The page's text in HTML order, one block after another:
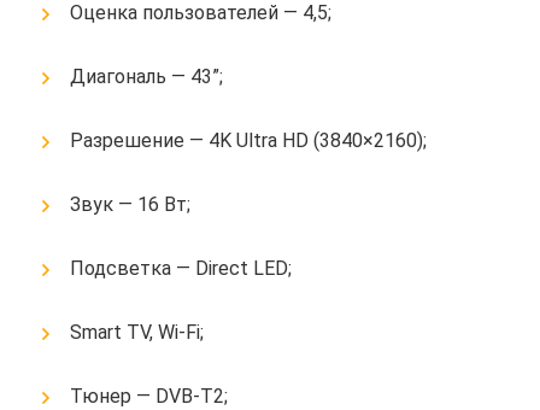
Оценка пользователей — 4,5;
Диагональ — 43”;
Разрешение — 4K Ultra HD (3840×2160);
Звук — 16 Вт;
Подсветка — Direct LED;
Smart TV, Wi-Fi;
Тюнер — DVB-T2;